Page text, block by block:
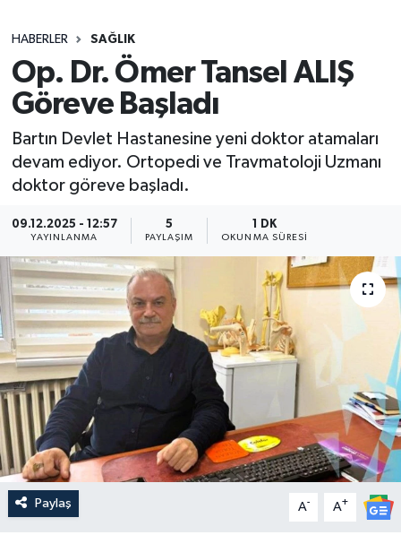
HABERLER SAĞLIK
Op. Dr. Ömer Tansel ALIŞ
Göreve Başladı
Bartın Devlet Hastanesine yeni doktor atamaları
devam ediyor. Ortopedi ve Travmatoloji Uzmanı
doktor göreve başladı.
09.12.2025 - 12:57
YAYINLANMA
5
PAYLAŞIM
1 DK
OKUNMA SÜRESI
Paylaş A- A+
Kültür-Sanat
Magazin
Medya
Sivil Toplum
Siyaset
Spor
Tarım
Turizm
Son Dakika Haberleri
Haber Arşivi